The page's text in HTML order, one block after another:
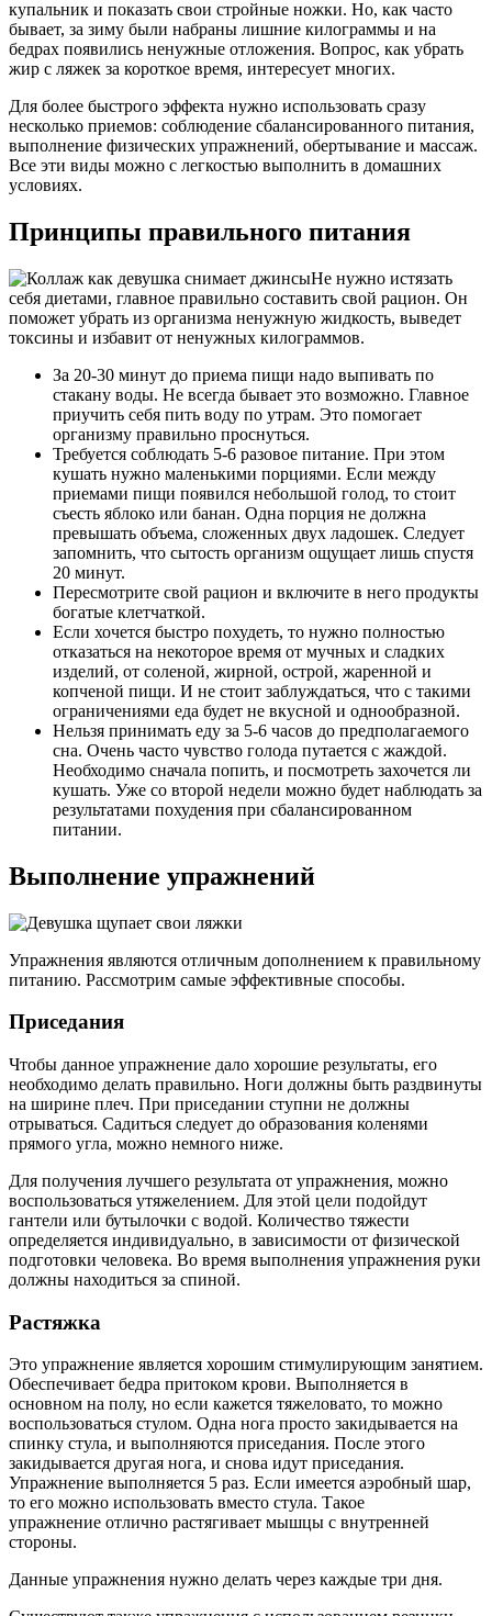
купальник и показать свои стройные ножки. Но, как часто
бывает, за зиму были набраны лишние килограммы и на
бедрах появились ненужные отложения. Вопрос, как убрать
жир с ляжек за короткое время, интересует многих.
Для более быстрого эффекта нужно использовать сразу
несколько приемов: соблюдение сбалансированного питания,
выполнение физических упражнений, обертывание и массаж.
Все эти виды можно с легкостью выполнить в домашних
условиях.
Принципы правильного питания
Не нужно истязать
себя диетами, главное правильно составить свой рацион. Он
поможет убрать из организма ненужную жидкость, выведет
токсины и избавит от ненужных килограммов.
За 20-30 минут до приема пищи надо выпивать по
стакану воды. Не всегда бывает это возможно. Главное
приучить себя пить воду по утрам. Это помогает
организму правильно проснуться.
Требуется соблюдать 5-6 разовое питание. При этом
кушать нужно маленькими порциями. Если между
приемами пищи появился небольшой голод, то стоит
съесть яблоко или банан. Одна порция не должна
превышать объема, сложенных двух ладошек. Следует
запомнить, что сытость организм ощущает лишь спустя
20 минут.
Пересмотрите свой рацион и включите в него продукты
богатые клетчаткой.
Если хочется быстро похудеть, то нужно полностью
отказаться на некоторое время от мучных и сладких
изделий, от соленой, жирной, острой, жаренной и
копченой пищи. И не стоит заблуждаться, что с такими
ограничениями еда будет не вкусной и однообразной.
Нельзя принимать еду за 5-6 часов до предполагаемого
сна. Очень часто чувство голода путается с жаждой.
Необходимо сначала попить, и посмотреть захочется ли
кушать. Уже со второй недели можно будет наблюдать за
результатами похудения при сбалансированном
питании.
Выполнение упражнений
Упражнения являются отличным дополнением к правильному
питанию. Рассмотрим самые эффективные способы.
Приседания
Чтобы данное упражнение дало хорошие результаты, его
необходимо делать правильно. Ноги должны быть раздвинуты
на ширине плеч. При приседании ступни не должны
отрываться. Садиться следует до образования коленями
прямого угла, можно немного ниже.
Для получения лучшего результата от упражнения, можно
воспользоваться утяжелением. Для этой цели подойдут
гантели или бутылочки с водой. Количество тяжести
определяется индивидуально, в зависимости от физической
подготовки человека. Во время выполнения упражнения руки
должны находиться за спиной.
Растяжка
Это упражнение является хорошим стимулирующим занятием.
Обеспечивает бедра притоком крови. Выполняется в
основном на полу, но если кажется тяжеловато, то можно
воспользоваться стулом. Одна нога просто закидывается на
спинку стула, и выполняются приседания. После этого
закидывается другая нога, и снова идут приседания.
Упражнение выполняется 5 раз. Если имеется аэробный шар,
то его можно использовать вместо стула. Такое
упражнение отлично растягивает мышцы с внутренней
стороны.
Данные упражнения нужно делать через каждые три дня.